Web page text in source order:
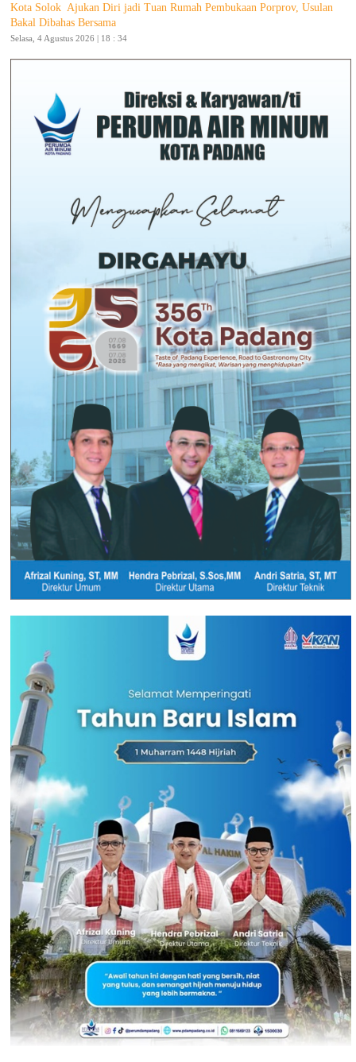
Kota Solok Ajukan Diri jadi Tuan Rumah Pembukaan Porprov, Usulan
Bakal Dibahas Bersama
Selasa, 4 Agustus 2026 | 18 : 34